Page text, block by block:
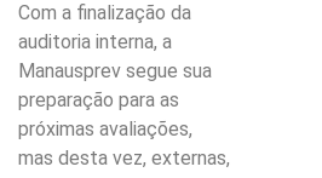
Com a finalização da
auditoria interna, a
Manausprev segue sua
preparação para as
próximas avaliações,
mas desta vez, externas,